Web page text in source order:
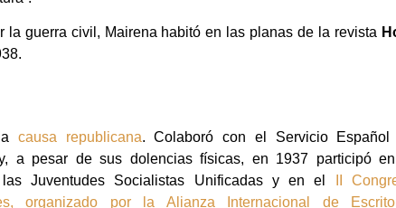
la guerra civil, Mairena habitó en las planas de la revista
causa republicana. Colaboró con el Servicio Español
y, a pesar de sus dolencias físicas, en 1937 participó
Juventudes Socialistas Unificadas y en el
II
organizado por la Alianza Internacional de